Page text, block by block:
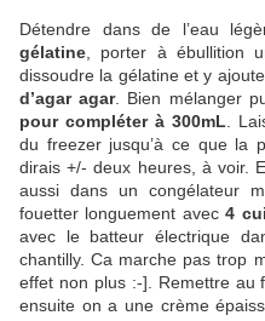
Détendre dans de l’eau
gélatine , porter à ébullition
dissoudre la gélatine et y
d’agar agar. Bien mélanger
pour compléter à 300mL .
du freezer jusqu’à ce que la
dirais +/- deux heures, à voir.
aussi dans un congélateur
fouetter longuement avec4
avec le batteur électrique
chantilly. Ca marche pas trop
effet non plus :-]. Remettre au
ensuite on a une crème